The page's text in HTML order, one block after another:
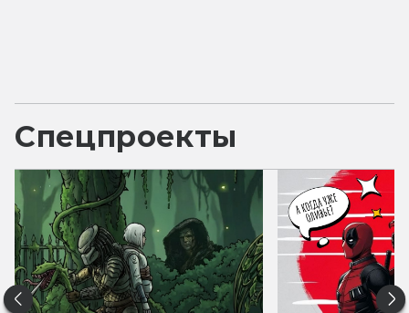
Спецпроекты